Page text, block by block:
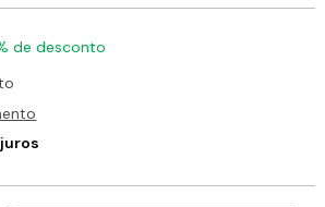
de desconto
juros